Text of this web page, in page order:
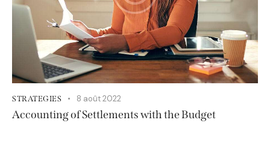
STRATEGIES 8 août 2022
Accounting of Settlements with the Budget